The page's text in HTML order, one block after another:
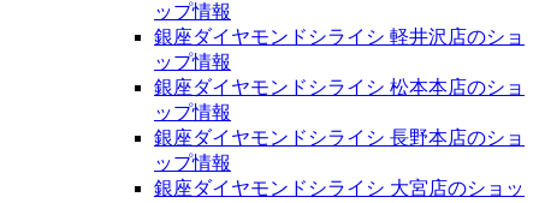
ップ情報
銀座ダイヤモンドシライシ 軽井沢店のショ
ップ情報
銀座ダイヤモンドシライシ 松本本店のショ
ップ情報
銀座ダイヤモンドシライシ 長野本店のショ
ップ情報
銀座ダイヤモンドシライシ 大宮店のショッ